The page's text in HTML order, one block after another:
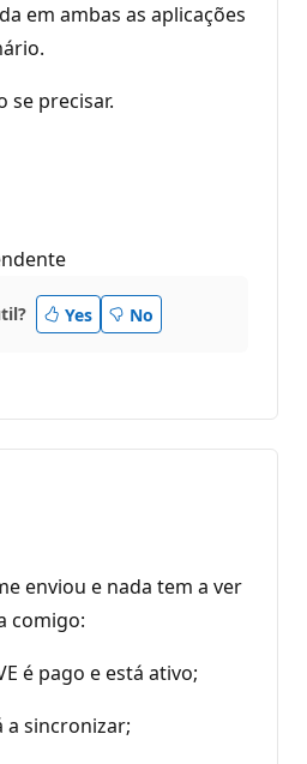
em ambas as aplicações
se precisar.
Yes No
enviou e nada tem a ver
comigo:
é pago e está ativo;
a sincronizar;